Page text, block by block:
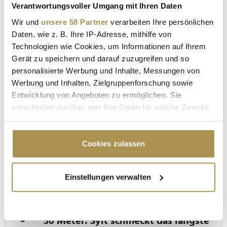
Verantwortungsvoller Umgang mit Ihren Daten
Wir und unsere 58 Partner verarbeiten Ihre persönlichen
Daten, wie z. B. Ihre IP-Adresse, mithilfe von
Technologien wie Cookies, um Informationen auf Ihrem
Gerät zu speichern und darauf zuzugreifen und so
personalisierte Werbung und Inhalte, Messungen von
Werbung und Inhalten, Zielgruppenforschung sowie
Entwicklung von Angeboten zu ermöglichen. Sie
entscheiden darüber, wer Ihre Daten für welche Zwecke
Cookie-Erklärung oder durch Klicken auf das Privacy
Trigger Symbol ändern oder widerrufen
Informationen über Ihre geografische Lage
erfassen, welche bis auf einige Meter genau sein
Cookies zulassen
Einstellungen verwalten
"Die Leute wollen einen Skandal im
MEISTGELESEN
50 Meter: Sylt schmeckt das längste